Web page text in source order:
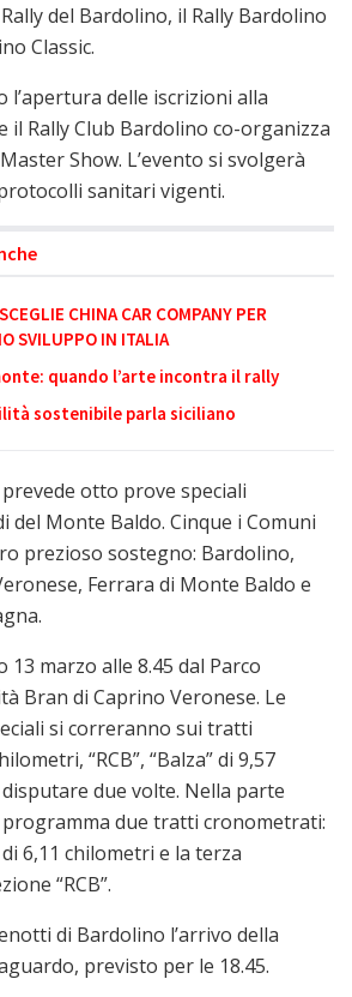
del Bardolino, il Rally Bardolino
Classic.
l’apertura delle iscrizioni alla
il Rally Club Bardolino co-organizza
Show. L’evento si svolgerà
sanitari vigenti.
CHINA CAR COMPANY PER
SVILUPPO IN ITALIA
quando l’arte incontra il rally
sostenibile parla siciliano
otto prove speciali
del Monte Baldo. Cinque i Comuni
prezioso sostegno: Bardolino,
Ferrara di Monte Baldo e
13 marzo alle 8.45 dal Parco
Bran di Caprino Veronese. Le
si correranno sui tratti
“RCB”, “Balza” di 9,57
due volte. Nella parte
due tratti cronometrati:
6,11 chilometri e la terza
“RCB”.
di Bardolino l’arrivo della
previsto per le 18.45.